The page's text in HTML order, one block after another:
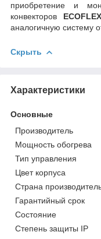
приобретение и
конвекторов ECOFLEX
аналогичную систему
Скрыть
Характеристики
Основные
Производитель
Мощность обогрева
Тип управления
Цвет корпуса
Страна
Гарантийный срок
Состояние
Степень защиты IP